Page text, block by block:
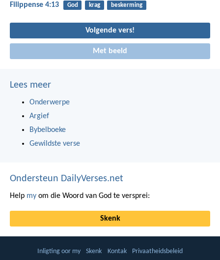
Filippense 4:13 God krag beskerming
Volgende vers!
Met beeld
Lees meer
Onderwerpe
Argief
Bybelboeke
Gewildste verse
Ondersteun DailyVerses.net
Help my om die Woord van God te versprei:
Skenk
Inligting oor my Skenk Kontak Privaatheidsbeleid